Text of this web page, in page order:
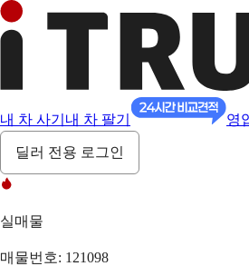
내 차 사기 내 차 팔기 영
딜러 전용 로그인
실매물
매물번호: 121098